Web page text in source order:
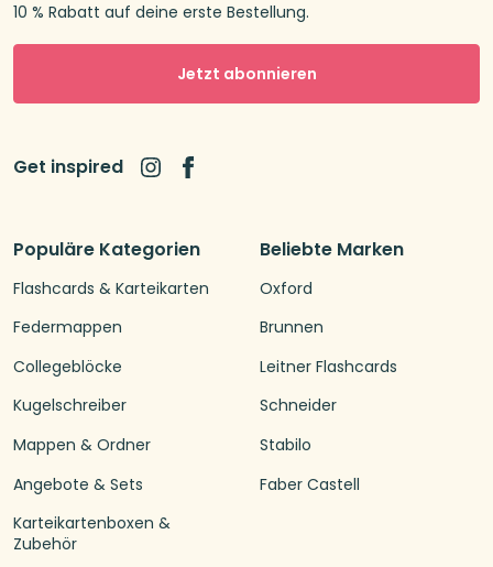
Populäre Kategorien
Flashcards & Karteikarten
Federmappen
Collegeblöcke
Kugelschreiber
Mappen & Ordner
Angebote & Sets
Karteikartenboxen &
Zubehör
Beliebte Marken
Oxford
Brunnen
Leitner Flashcards
Schneider
Stabilo
Faber Castell
10 % Rabatt auf deine erste Bestellung.
Jetzt abonnieren
Get inspired